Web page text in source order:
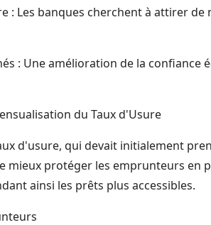
: Les banques cherchent à attirer
: Une amélioration de la confiance
du Taux d'Usure
d'usure, qui devait initialement
mieux protéger les emprunteurs en
ainsi les prêts plus accessibles.